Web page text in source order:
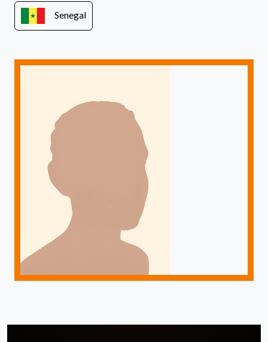
Senegal